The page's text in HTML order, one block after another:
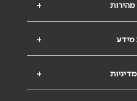
+ מהירות
+ מידע
+